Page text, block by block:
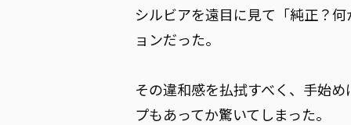
シルビアを遠目に見て「純正？
ョンだった。
その違和感を払拭すべく、手始
プもあってか驚いてしまった。